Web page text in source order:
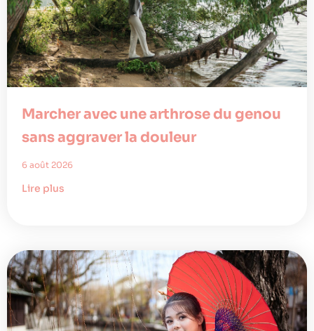
Marcher avec une arthrose du genou
sans aggraver la douleur
6 août 2026
Lire plus